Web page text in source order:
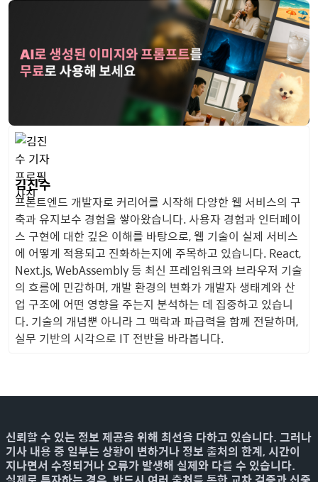
김진수
프론트엔드 개발자로 커리어를 시작해 다양한 웹 서비스의 구
축과 유지보수 경험을 쌓아왔습니다. 사용자 경험과 인터페이
스 구현에 대한 깊은 이해를 바탕으로, 웹 기술이 실제 서비스
에 어떻게 적용되고 진화하는지에 주목하고 있습니다. React,
Next.js, WebAssembly 등 최신 프레임워크와 브라우저 기술
의 흐름에 민감하며, 개발 환경의 변화가 개발자 생태계와 산
업 구조에 어떤 영향을 주는지 분석하는 데 집중하고 있습니
다. 기술의 개념뿐 아니라 그 맥락과 파급력을 함께 전달하며,
실무 기반의 시각으로 IT 전반을 바라봅니다.
신뢰할 수 있는 정보 제공을 위해 최선을 다하고 있습니다. 그러나
기사 내용 중 일부는 상황이 변하거나 정보 출처의 한계, 시간이
지나면서 수정되거나 오류가 발생해 실제와 다를 수 있습니다.